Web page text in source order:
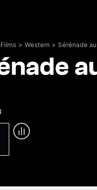
Films > Western > Sérénade